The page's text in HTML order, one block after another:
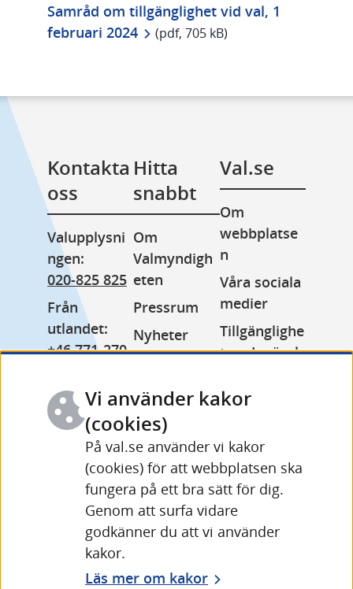
Samråd om tillgänglighet vid val, 1
februari 2024pdf, 705 kB.
(pdf, 705 kB)
Kontakta
oss
Valupplysni
ngen:
020-825 825
Från
utlandet:
+46 771-270
Växel:
010-575 70
kontaktuppg
ifter och
öppettider
Hitta
snabbt
Om
Valmyndigh
eten
Pressrum
Nyheter
Minoritetss
pråk
Other
languages
Val.se
Om
webbplatse
n
Våra sociala
medier
Tillgänglighe
tsredogörels
Kakor
Behandling
av
personuppgi
fter
Vi använder kakor
(cookies)
På val.se använder vi kakor
(cookies) för att webbplatsen ska
fungera på ett bra sätt för dig.
Genom att surfa vidare
godkänner du att vi använder
kakor.
Läs mer om kakor